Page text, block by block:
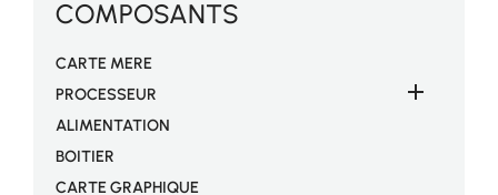
COMPOSANTS
CARTE MERE
PROCESSEUR

ALIMENTATION
BOITIER
CARTE GRAPHIQUE